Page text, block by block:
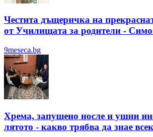
Честита дъщеричка на
от Училищата за родители -
9meseca.bg
Хрема, запушено носле и ушни
лятотo - какво трябва да знае